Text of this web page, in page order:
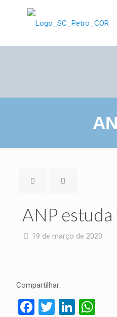
ANP
19 de março de 2020
Compartilhar:
Facebook
Twitter